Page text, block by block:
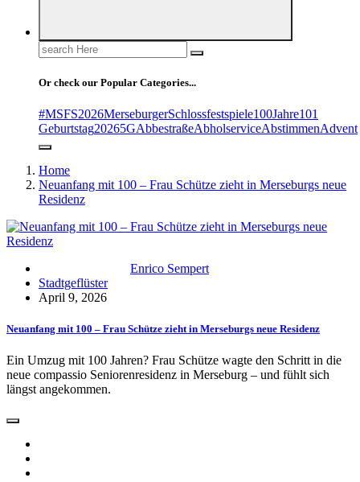
Search
for:
Or check our Popular Categories...
#MSFS2026MerseburgerSchlossfestspiele100Jahre101
Geburtstag20265GAbbestraßeAbholserviceAbstimmenAdvent
Home
Neuanfang mit 100 – Frau Schütze zieht in Merseburgs neue
Residenz
Enrico Sempert
Stadtgeflüster
April 9, 2026
Neuanfang mit 100 – Frau Schütze zieht in Merseburgs neue Residenz
Ein Umzug mit 100 Jahren? Frau Schütze wagte den Schritt in die
neue compassio Seniorenresidenz in Merseburg – und fühlt sich
längst angekommen.